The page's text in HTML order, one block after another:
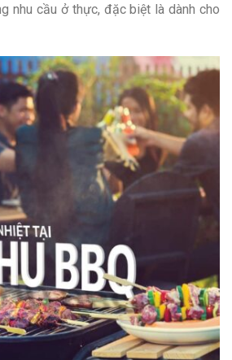
nhu cầu ở thực, đặc biệt là dành cho